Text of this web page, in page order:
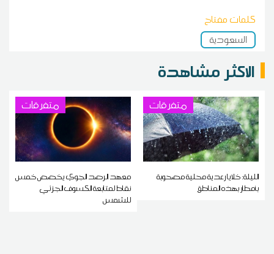
كلمات مفتاح
السعودية
الاكثر مشاهدة
متفرقات
الليلة: خلايا رعدية محلية مصحوبة
بأمطار بهذه المناطق
متفرقات
معهد الرصد الجوي يخصص خمس
نقاط لمتابعة الكسوف الجزئي
للشمس